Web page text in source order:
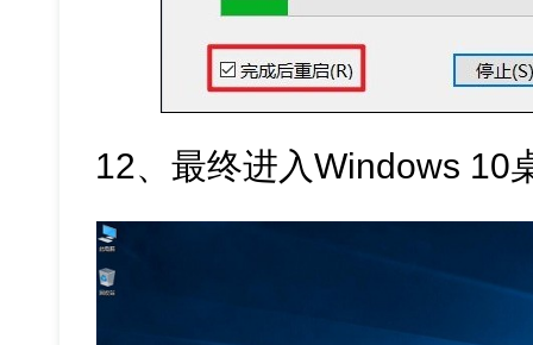
12、最终进入Windows 10